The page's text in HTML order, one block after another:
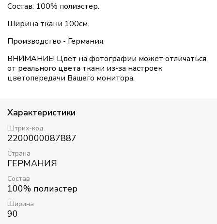
Состав: 100% полиэстер.
Ширина ткани 100см.
Производство - Германия.
ВНИМАНИЕ! Цвет на фотографии может отличаться
от реального цвета ткани из-за настроек
цветопередачи Вашего монитора.
Характеристики
Штрих-код
2200000087887
Страна
ГЕРМАНИЯ
Состав
100% полиэстер
Ширина
90